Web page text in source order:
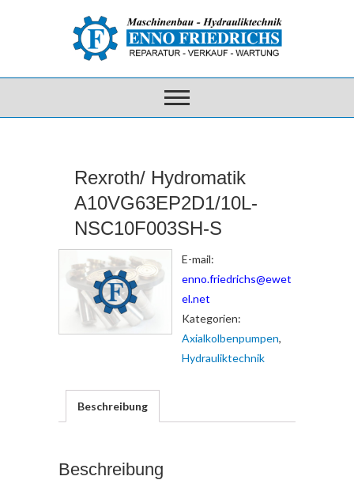
Rexroth/ Hydromatik
A10VG63EP2D1/10L-
NSC10F003SH-S
E-mail:
enno.friedrichs@ewet
el.net
Kategorien:
Axialkolbenpumpen,
Hydrauliktechnik
Beschreibung
Beschreibung